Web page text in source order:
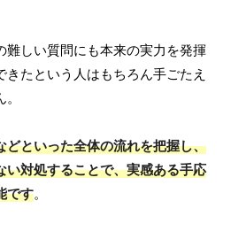
難しい質問にも本来の実力を発揮
たという人はもちろん手ごたえ
どといった全体の流れを把握し、
い対処することで、実感ある手応
です。